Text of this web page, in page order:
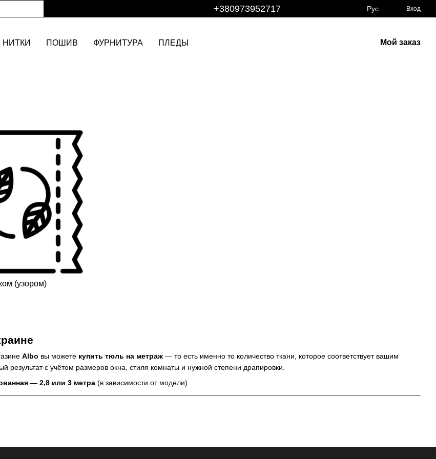
+380973952717 Рус Вход
ПОШИВ ФУРНИТУРА ПЛЕДЫ Мой заказ
Albo вы можете купить тюль на метраж — то есть именно то количество ткани, которое соответствует вашим
с учётом размеров окна, стиля комнаты и нужной степени драпировки.
— 2,8 или 3 метра (в зависимости от модели).
(узором)